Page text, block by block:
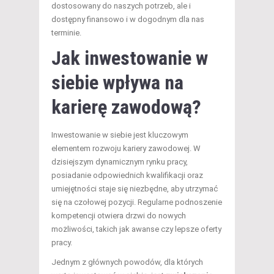
dostosowany do naszych potrzeb, ale i
dostępny finansowo i w dogodnym dla nas
terminie.
Jak inwestowanie w
siebie wpływa na
karierę zawodową?
Inwestowanie w siebie jest kluczowym
elementem rozwoju kariery zawodowej. W
dzisiejszym dynamicznym rynku pracy,
posiadanie odpowiednich kwalifikacji oraz
umiejętności staje się niezbędne, aby utrzymać
się na czołowej pozycji. Regularne podnoszenie
kompetencji otwiera drzwi do nowych
możliwości, takich jak awanse czy lepsze oferty
pracy.
Jednym z głównych powodów, dla których